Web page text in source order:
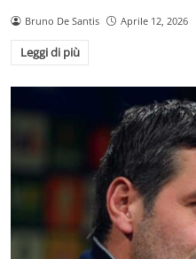
Bruno De Santis Aprile 12, 2026
Leggi di più